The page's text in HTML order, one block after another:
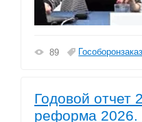
89 Гособоронзаказ
Годовой отчет
реформа